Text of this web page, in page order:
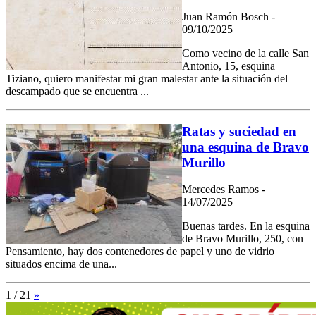
Juan Ramón Bosch -
09/10/2025
Como vecino de la calle San
Antonio, 15, esquina
Tiziano, quiero manifestar mi gran malestar ante la situación del
descampado que se encuentra ...
Ratas y suciedad en
una esquina de Bravo
Murillo
Mercedes Ramos -
14/07/2025
Buenas tardes. En la esquina
de Bravo Murillo, 250, con
Pensamiento, hay dos contenedores de papel y uno de vidrio
situados encima de una...
1 / 21 »